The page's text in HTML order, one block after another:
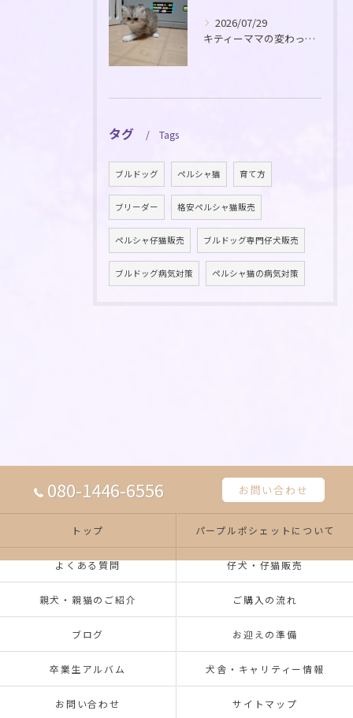
2026/07/29
キティーママの変わった毛色の仔猫が生れました！
タグ Tags
ブルドッグ ペルシャ猫 育て方
ブリーダー 格安ペルシャ猫販売
ペルシャ仔猫販売 ブルドッグ専門仔犬販売
ブルドッグ病気対策 ペルシャ猫の病気対策
080-1446-6556 お問い合わせ
トップ パープルポシェットについて
よくある質問 仔犬・仔猫販売
親犬・親猫のご紹介 ご購入の流れ
ブログ お迎えの準備
卒業生アルバム 犬舎・キャリティー情報
お問い合わせ サイトマップ